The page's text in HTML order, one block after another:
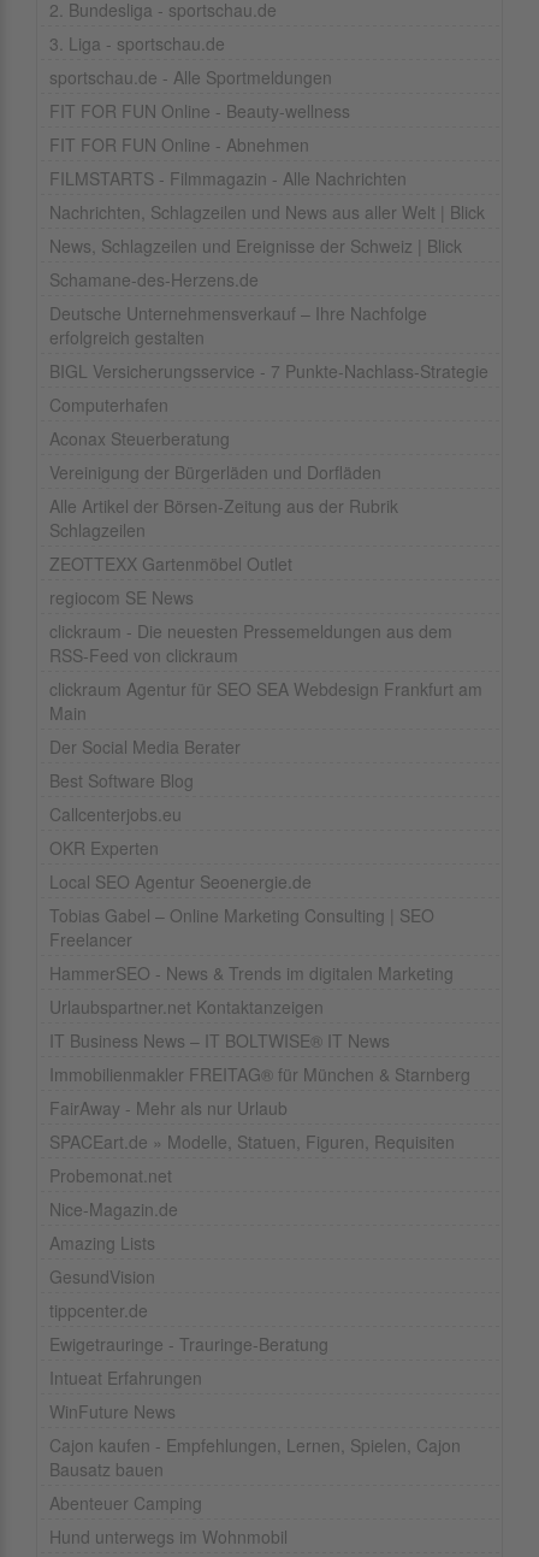
2. Bundesliga - sportschau.de
3. Liga - sportschau.de
sportschau.de - Alle Sportmeldungen
FIT FOR FUN Online - Beauty-wellness
FIT FOR FUN Online - Abnehmen
FILMSTARTS - Filmmagazin - Alle Nachrichten
Nachrichten, Schlagzeilen und News aus aller Welt | Blick
News, Schlagzeilen und Ereignisse der Schweiz | Blick
Schamane-des-Herzens.de
Deutsche Unternehmensverkauf – Ihre Nachfolge
erfolgreich gestalten
BIGL Versicherungsservice - 7 Punkte-Nachlass-Strategie
Computerhafen
Aconax Steuerberatung
Vereinigung der Bürgerläden und Dorfläden
Alle Artikel der Börsen-Zeitung aus der Rubrik
Schlagzeilen
ZEOTTEXX Gartenmöbel Outlet
regiocom SE News
clickraum - Die neuesten Pressemeldungen aus dem
RSS-Feed von clickraum
clickraum Agentur für SEO SEA Webdesign Frankfurt am
Main
Der Social Media Berater
Best Software Blog
Callcenterjobs.eu
OKR Experten
Local SEO Agentur Seoenergie.de
Tobias Gabel – Online Marketing Consulting | SEO
Freelancer
HammerSEO - News & Trends im digitalen Marketing
Urlaubspartner.net Kontaktanzeigen
IT Business News – IT BOLTWISE® IT News
Immobilienmakler FREITAG® für München & Starnberg
FairAway - Mehr als nur Urlaub
SPACEart.de » Modelle, Statuen, Figuren, Requisiten
Probemonat.net
Nice-Magazin.de
Amazing Lists
GesundVision
tippcenter.de
Ewigetrauringe - Trauringe-Beratung
Intueat Erfahrungen
WinFuture News
Cajon kaufen - Empfehlungen, Lernen, Spielen, Cajon
Bausatz bauen
Abenteuer Camping
Hund unterwegs im Wohnmobil